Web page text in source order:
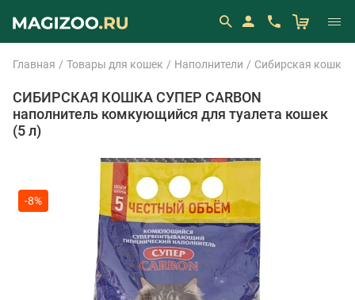
Главная Товары для кошек Наполнители Сибирская кошка
СИБИРСКАЯ КОШКА СУПЕР CARBON
наполнитель комкующийся для туалета кошек
(5 л)
-8%